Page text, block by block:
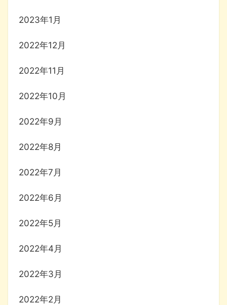
2023年1月
2022年12月
2022年11月
2022年10月
2022年9月
2022年8月
2022年7月
2022年6月
2022年5月
2022年4月
2022年3月
2022年2月